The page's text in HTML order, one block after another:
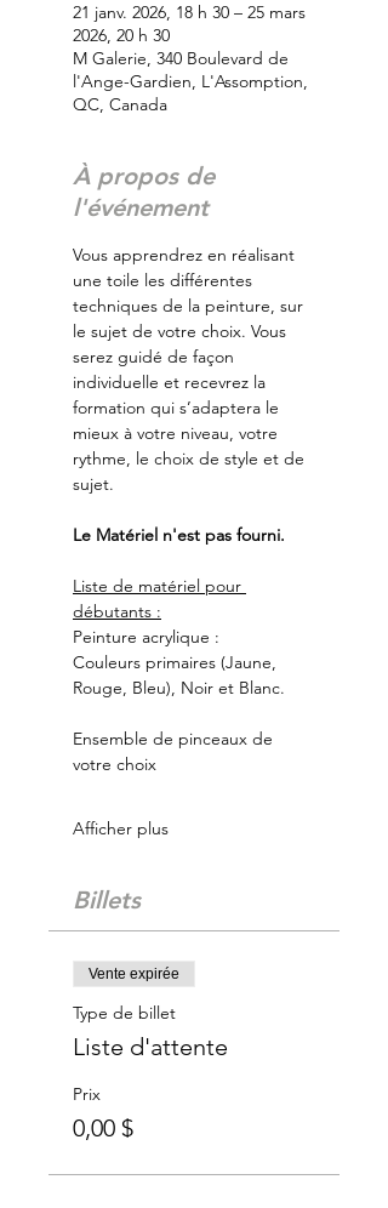
21 janv. 2026, 18 h 30 – 25 mars
2026, 20 h 30
M Galerie, 340 Boulevard de
l'Ange-Gardien, L'Assomption,
QC, Canada
À propos de
l'événement
Vous apprendrez en réalisant
une toile les différentes
techniques de la peinture, sur
le sujet de votre choix. Vous
serez guidé de façon
individuelle et recevrez la
formation qui s’adaptera le
mieux à votre niveau, votre
rythme, le choix de style et de
sujet.
Le Matériel n'est pas fourni.
Liste de matériel pour
débutants :
Peinture acrylique :
Couleurs primaires (Jaune,
Rouge, Bleu), Noir et Blanc.
Ensemble de pinceaux de
votre choix
Afficher plus
Billets
Vente expirée
Type de billet
Liste d'attente
Prix
0,00 $